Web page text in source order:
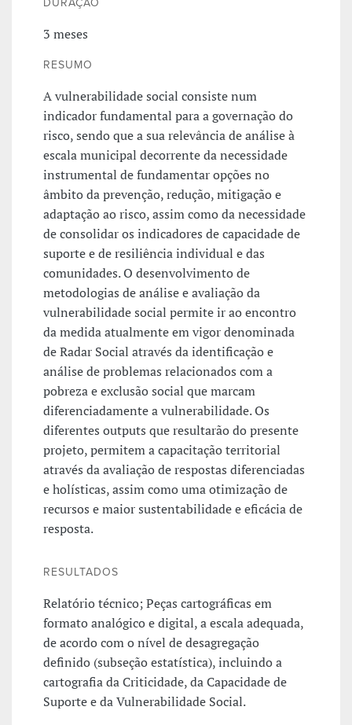
3 meses
RESUMO
A vulnerabilidade social consiste num
indicador fundamental para a governação do
risco, sendo que a sua relevância de análise à
escala municipal decorrente da necessidade
instrumental de fundamentar opções no
âmbito da prevenção, redução, mitigação e
adaptação ao risco, assim como da necessidade
de consolidar os indicadores de capacidade de
suporte e de resiliência individual e das
comunidades. O desenvolvimento de
metodologias de análise e avaliação da
vulnerabilidade social permite ir ao encontro
da medida atualmente em vigor denominada
de Radar Social através da identificação e
análise de problemas relacionados com a
pobreza e exclusão social que marcam
diferenciadamente a vulnerabilidade. Os
diferentes outputs que resultarão do presente
projeto, permitem a capacitação territorial
através da avaliação de respostas diferenciadas
e holísticas, assim como uma otimização de
recursos e maior sustentabilidade e eficácia de
resposta.
RESULTADOS
Relatório técnico; Peças cartográficas em
formato analógico e digital, a escala adequada,
de acordo com o nível de desagregação
definido (subseção estatística), incluindo a
cartografia da Criticidade, da Capacidade de
Suporte e da Vulnerabilidade Social.